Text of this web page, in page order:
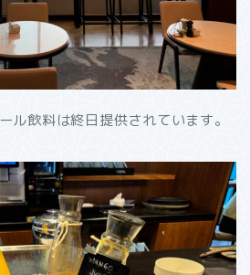
ル飲料は終日提供されています。